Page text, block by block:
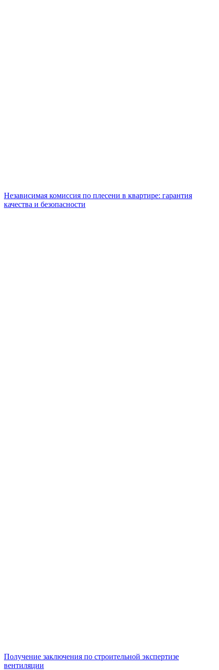
Независимая комиссия по плесени в квартире: гарантия
качества и безопасности
Получение заключения по строительной экспертизе
вентиляции